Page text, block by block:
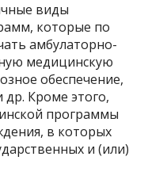
виды
которые по
амбулаторно-
медицинскую
обеспечение,
Кроме этого,
программы
в которых
и (или)